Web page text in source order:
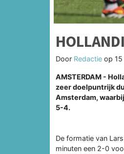
Door Redactie op
AMSTERDAM -
zeer doelpuntrijk
Amsterdam,
5-4.
De formatie van
minuten een 2-0